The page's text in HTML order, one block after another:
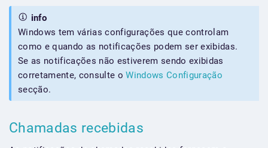
info
Windows tem várias configurações que controlam
como e quando as notificações podem ser exibidas.
Se as notificações não estiverem sendo exibidas
corretamente, consulte oWindows Configuração
secção.
Chamadas recebidas